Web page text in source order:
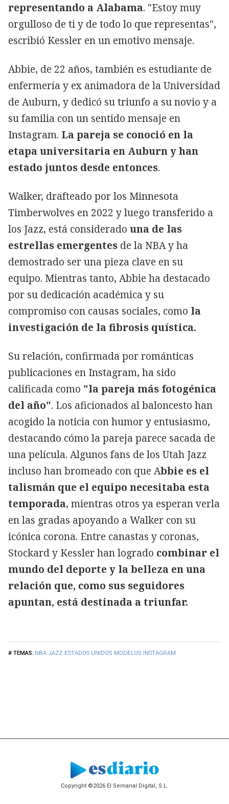
NBA JAZZ ESTADOS UNIDOS MODELOS INSTAGRAM
representando a Alabama. "Estoy muy
orgulloso de ti y de todo lo que representas",
escribió Kessler en un emotivo mensaje.
Abbie, de 22 años, también es estudiante de
enfermería y ex animadora de la Universidad
de Auburn, y dedicó su triunfo a su novio y a
su familia con un sentido mensaje en
Instagram. La pareja se conoció en la
etapa universitaria en Auburn y han
estado juntos desde entonces.
Walker, drafteado por los Minnesota
Timberwolves en 2022 y luego transferido a
los Jazz, está considerado una de las
estrellas emergentes de la NBA y ha
demostrado ser una pieza clave en su
equipo. Mientras tanto, Abbie ha destacado
por su dedicación académica y su
compromiso con causas sociales, como la
investigación de la fibrosis quística.
Su relación, confirmada por románticas
publicaciones en Instagram, ha sido
calificada como "la pareja más fotogénica
del año". Los aficionados al baloncesto han
acogido la noticia con humor y entusiasmo,
destacando cómo la pareja parece sacada de
una película. Algunos fans de los Utah Jazz
incluso han bromeado con que Abbie es el
talismán que el equipo necesitaba esta
temporada, mientras otros ya esperan verla
en las gradas apoyando a Walker con su
icónica corona. Entre canastas y coronas,
Stockard y Kessler han logrado combinar el
mundo del deporte y la belleza en una
relación que, como sus seguidores
apuntan, está destinada a triunfar.
Copyright ©2026 El Semanal Digital, S.L.